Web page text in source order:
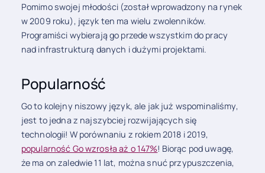
Pomimo swojej młodości (został wprowadzony na rynek
w 2009 roku), język ten ma wielu zwolenników.
Programiści wybierają go przede wszystkim do pracy
nad infrastrukturą danych i dużymi projektami.
Popularność
Go to kolejny niszowy język, ale jak już wspominaliśmy,
jest to jedna z najszybciej rozwijających się
technologii! W porównaniu z rokiem 2018 i 2019,
popularność Go wzrosła aż o 147%! Biorąc pod uwagę,
że ma on zaledwie 11 lat, można snuć przypuszczenia,